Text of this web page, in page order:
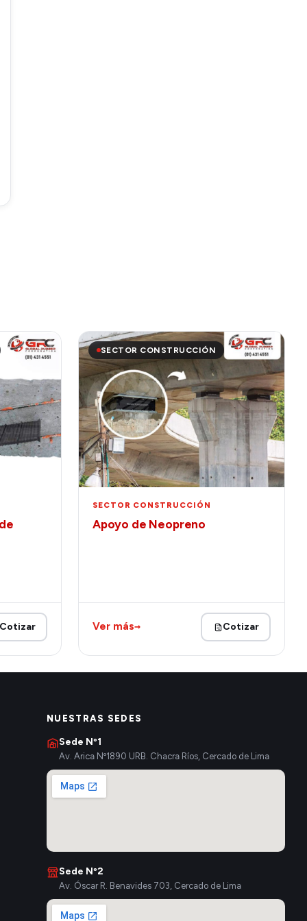
SECTOR CONSTRUCCIÓN
SECTOR CONSTRUCCIÓN
Apoyo de Neopreno
Ver más→ Cotizar
NUESTRAS SEDES
Sede Nº1
Av. Arica Nº1890 URB. Chacra Ríos, Cercado de Lima
Sede Nº2
Av. Óscar R. Benavides 703, Cercado de Lima